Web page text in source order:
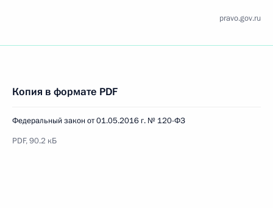
pravo.gov.ru
Копия в формате PDF
Федеральный закон от 01.05.2016 г. № 120-ФЗ
PDF, 90.2 кБ